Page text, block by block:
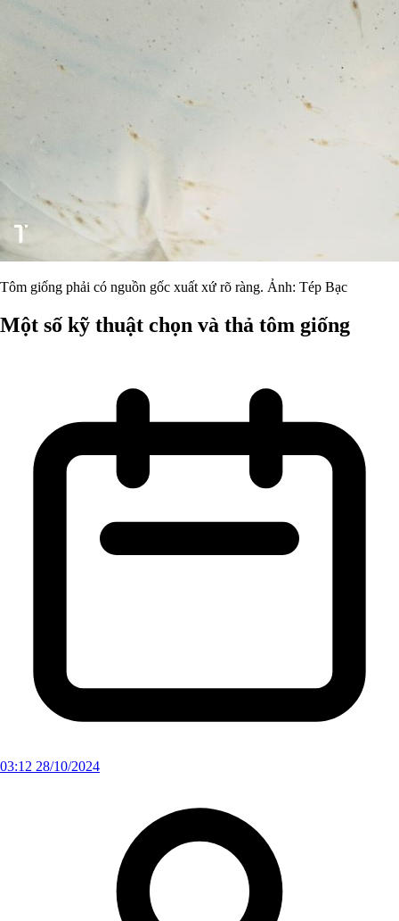
Tôm giống phải có nguồn gốc xuất xứ rõ ràng. Ảnh: Tép Bạc
Một số kỹ thuật chọn và thả tôm giống
03:12 28/10/2024